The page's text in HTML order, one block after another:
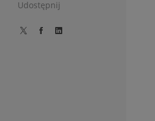
Udostępnij